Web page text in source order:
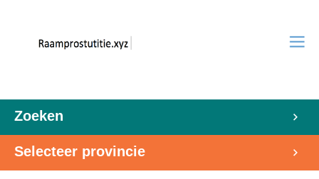
Zoeken
Selecteer provincie